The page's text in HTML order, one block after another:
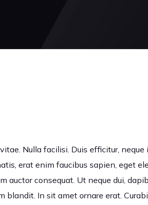
Nulla facilisi. Duis efficitur,
erat enim faucibus sapien, eget
consequat. Ut neque dui,
In sit amet ornare erat.